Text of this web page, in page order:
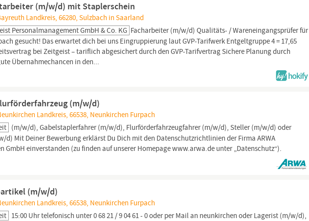
(m/w/d) mit Staplerschein
Landkreis, 66280, Sulzbach in Saarland
Personalmanagement GmbH & Co. KG Facharbeiter (m/w/d) Qualitäts- / Wareneingangsprüfer für
gesucht! Das erwartet dich bei uns Eingruppierung laut GVP-Tarifwerk Entgeltgruppe 4 = 17,65
bei Zeitgeist – tariflich abgesichert durch den GVP-Tarifvertrag Sichere Planung durch
Übernahmechancen in den...
(m/w/d)
Landkreis, 66538, Neunkirchen Furpach
(m/w/d), Gabelstaplerfahrer (m/w/d), Flurförderfahrzeugfahrer (m/w/d), Steller (m/w/d) oder
d) Mit Deiner Bewerbung erklärst Du Dich mit den Datenschutzrichtlinien der Firma ARWA
GmbH einverstanden (zu finden auf unserer Homepage www.arwa.de unter „Datenschutz“).
(m/w/d)
Landkreis, 66538, Neunkirchen Furpach
15:00 Uhr telefonisch unter 0 68 21 / 9 04 61 - 0 oder per Mail an neunkirchen oder Lagerist (m/w/d),